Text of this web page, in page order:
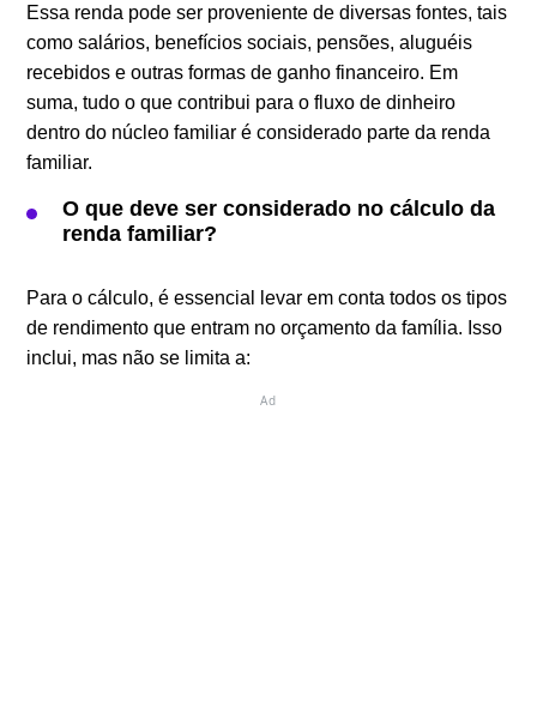
Essa renda pode ser proveniente de diversas fontes, tais
como salários, benefícios sociais, pensões, aluguéis
recebidos e outras formas de ganho financeiro. Em
suma, tudo o que contribui para o fluxo de dinheiro
dentro do núcleo familiar é considerado parte da renda
familiar.
O que deve ser considerado no cálculo da
renda familiar?
Para o cálculo, é essencial levar em conta todos os tipos
de rendimento que entram no orçamento da família. Isso
inclui, mas não se limita a:
Ad